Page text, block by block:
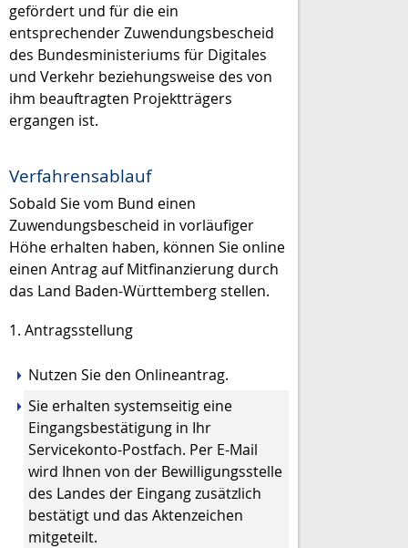
gefördert und für die ein
entsprechender Zuwendungsbescheid
des Bundesministeriums für Digitales
und Verkehr beziehungsweise des von
ihm beauftragten Projektträgers
ergangen ist.
Verfahrensablauf
Sobald Sie vom Bund einen
Zuwendungsbescheid in vorläufiger
Höhe erhalten haben, können Sie online
einen Antrag auf Mitfinanzierung durch
das Land Baden-Württemberg stellen.
1. Antragsstellung
Nutzen Sie den Onlineantrag.
Sie erhalten systemseitig eine
Eingangsbestätigung in Ihr
Servicekonto-Postfach. Per E-Mail
wird Ihnen von der Bewilligungsstelle
des Landes der Eingang zusätzlich
bestätigt und das Aktenzeichen
mitgeteilt.